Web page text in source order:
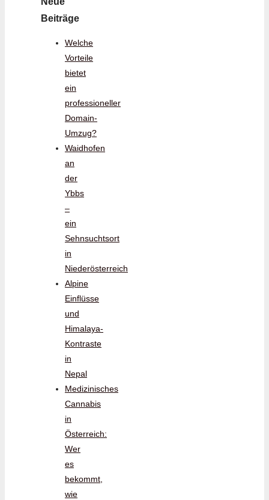
Beiträge
Welche
Vorteile
bietet
ein
professioneller
Domain-
Umzug?
Waidhofen
an
der
Ybbs
–
ein
Sehnsuchtsort
in
Niederösterreich
Alpine
Einflüsse
und
Himalaya-
Kontraste
in
Nepal
Medizinisches
Cannabis
in
Österreich:
Wer
es
bekommt,
wie